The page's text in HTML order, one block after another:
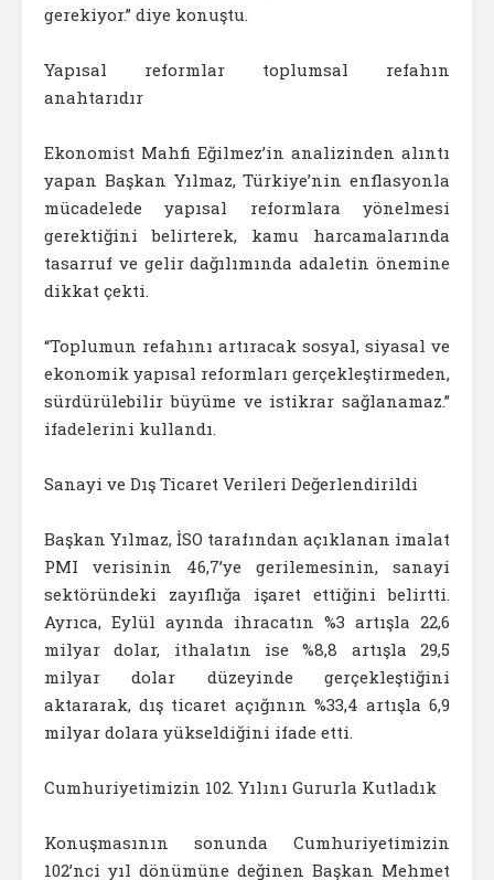
gerekiyor.” diye konuştu.
Yapısal reformlar toplumsal refahın
anahtarıdır
Ekonomist Mahfi Eğilmez’in analizinden alıntı
yapan Başkan Yılmaz, Türkiye’nin enflasyonla
mücadelede yapısal reformlara yönelmesi
gerektiğini belirterek, kamu harcamalarında
tasarruf ve gelir dağılımında adaletin önemine
dikkat çekti.
“Toplumun refahını artıracak sosyal, siyasal ve
ekonomik yapısal reformları gerçekleştirmeden,
sürdürülebilir büyüme ve istikrar sağlanamaz.”
ifadelerini kullandı.
Sanayi ve Dış Ticaret Verileri Değerlendirildi
Başkan Yılmaz, İSO tarafından açıklanan imalat
PMI verisinin 46,7’ye gerilemesinin, sanayi
sektöründeki zayıflığa işaret ettiğini belirtti.
Ayrıca, Eylül ayında ihracatın %3 artışla 22,6
milyar dolar, ithalatın ise %8,8 artışla 29,5
milyar dolar düzeyinde gerçekleştiğini
aktararak, dış ticaret açığının %33,4 artışla 6,9
milyar dolara yükseldiğini ifade etti.
Cumhuriyetimizin 102. Yılını Gururla Kutladık
Konuşmasının sonunda Cumhuriyetimizin
102’nci yıl dönümüne değinen Başkan Mehmet